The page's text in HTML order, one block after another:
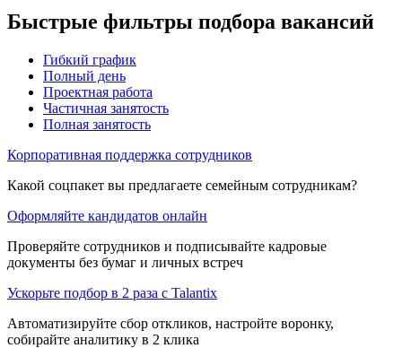
Быстрые фильтры подбора вакансий
Гибкий график
Полный день
Проектная работа
Частичная занятость
Полная занятость
Корпоративная поддержка сотрудников
Какой соцпакет вы предлагаете семейным сотрудникам?
Оформляйте кандидатов онлайн
Проверяйте сотрудников и подписывайте кадровые
документы без бумаг и личных встреч
Ускорьте подбор в 2 раза с Talantix
Автоматизируйте сбор откликов, настройте воронку,
собирайте аналитику в 2 клика